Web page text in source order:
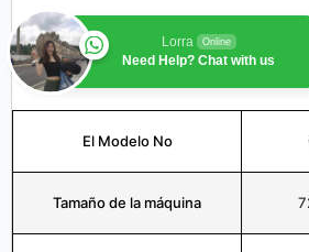
Lorra Online
Need Help? Chat with us
El Modelo No
Tamaño de la máquina